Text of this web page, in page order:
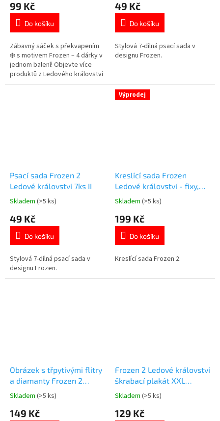
produktu
4,8
5
hvězdiček.
99 Kč
Do košíku
Zábavný sáček s překvapením
❄️ s motivem Frozen – 4 dárky v
jednom balení! Objevte více
produktů z Ledového království
👉 zde
produktu
5,0
5
hvězdiček.
49 Kč
Do košíku
Stylová 7-dílná psací sada v
designu Frozen.
Psací sada Frozen 2
Ledové království 7ks II
Průměrné
produktu
5,0
5
hvězdiček.
Skladem (>5 ks)
49 Kč
Do košíku
Stylová 7-dílná psací sada v
designu Frozen.
Výprodej
Kreslící sada Frozen
Ledové království - fixy,
omalovánky, samolepky,
podložka
Průměrné
produktu
4,8
5
Skladem (>5 ks)
199 Kč
Do košíku
Kreslící sada Frozen 2.
Obrázek s třpytivými flitry
a diamanty Frozen 2
Ledové království kreativní
Průměrné
produktu
Skladem (>5 ks)
149 Kč
Frozen 2 Ledové království
škrabací plakát XXL
200cm
Průměrné
produktu
Skladem (>5 ks)
129 Kč